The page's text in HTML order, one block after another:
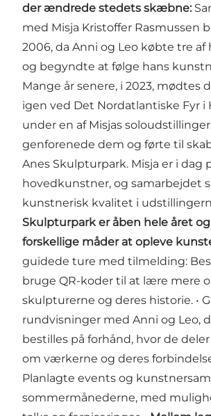
der ændrede stedets skæbne:
med Misja Kristoffer Rasmussen
2006, da Anni og Leo købte tre
og begyndte at følge hans
Mange år senere, i 2023, mødtes
igen ved Det Nordatlantiske Fyr i
under en af Misjas
genforenede dem og førte til
Anes Skulpturpark. Misja er i dag
hovedkunstner, og samarbejdet
kunstnerisk kvalitet i
Skulpturpark er åben hele året
forskellige måder at opleve
guidede ture med tilmelding:
bruge QR-koder til at lære mere
skulpturerne og deres historie. •
rundvisninger med Anni og Leo,
bestilles på forhånd, hvor de
om værkerne og deres
Planlagte events og
sommermånederne, med